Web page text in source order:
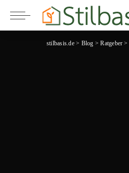
stilbasis.de> Blog >Ratgeber >